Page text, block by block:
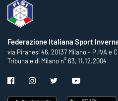
Federazione Italiana Sport
via Piranesi 46, 20137 Milano – P.IVA e
Tribunale di Milano n° 63, 11.12.2004